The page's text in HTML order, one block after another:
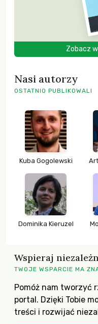
Zobacz
Nasi autorzy
OSTATNIO PUBLIKOWALI
Kuba Gogolewski
Dominika Kieruzel
Wspieraj
TWOJE WSPARCIE MA
Pomóż nam tworzyć
portal. Dzięki Tobie
treści i rozwijać